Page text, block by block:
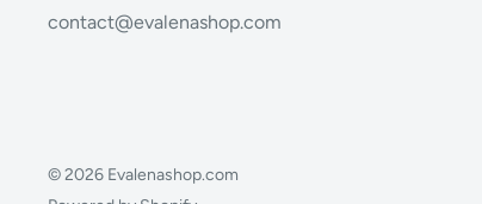
contact@evalenashop.com
© 2026 Evalenashop.com